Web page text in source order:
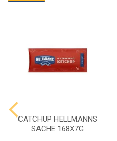
CATCHUP HELLMANNS
SACHE 168X7G